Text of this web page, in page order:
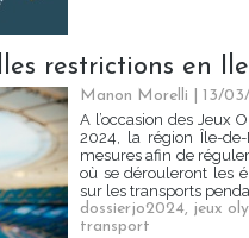
restrictions en
Manon Morelli | 13/
A l’occasion des Jeux
2024, la région Île-
mesures afin de
où se dérouleront les
sur les transports
dossierjo2024, jeux
transport